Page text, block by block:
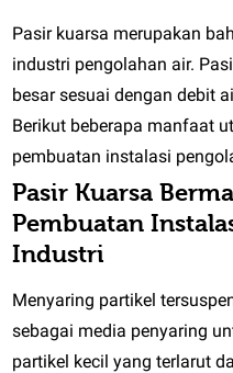
Pasir kuarsa merupakan
industri pengolahan air.
besar sesuai dengan debit
Berikut beberapa manfaat
pembuatan instalasi
Pasir Kuarsa
Pembuatan
Industri
Menyaring partikel
sebagai media penyaring
partikel kecil yang terlarut